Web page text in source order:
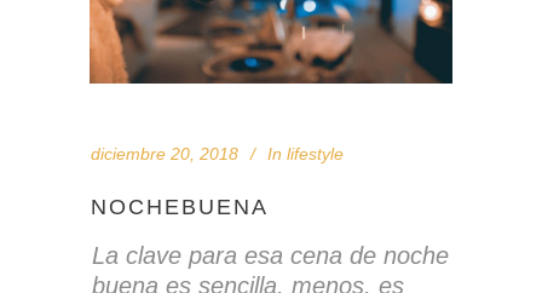
diciembre 20, 2018 In lifestyle
NOCHEBUENA
La clave para esa cena de noche
buena es sencilla, menos, es